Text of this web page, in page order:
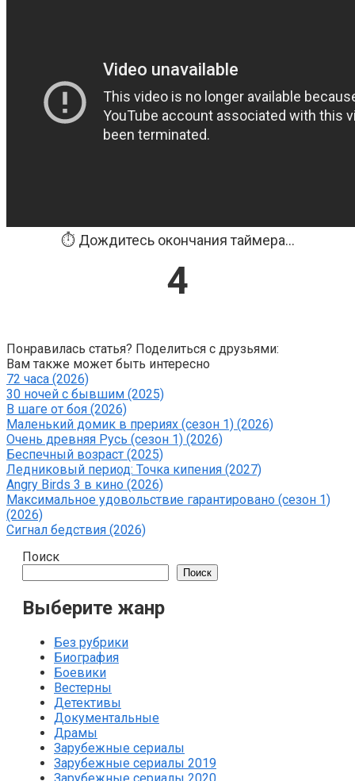
⏱️ Дождитесь окончания таймера...
4
Понравилась статья? Поделиться с друзьями:
Вам также может быть интересно
72 часа (2026)
30 ночей с бывшим (2025)
В шаге от боя (2026)
Маленький домик в прериях (сезон 1) (2026)
Очень древняя Русь (сезон 1) (2026)
Беспечный возраст (2025)
Ледниковый период: Точка кипения (2027)
Angry Birds 3 в кино (2026)
Максимальное удовольствие гарантировано (сезон 1)
(2026)
Сигнал бедствия (2026)
Поиск
Поиск
Выберите жанр
Без рубрики
Биография
Боевики
Вестерны
Детективы
Документальные
Драмы
Зарубежные сериалы
Зарубежные сериалы 2019